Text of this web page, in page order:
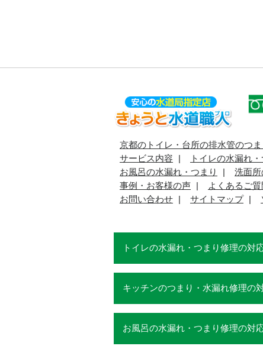
京都のトイレ・台所の排水管のつ
サービス内容
トイレの水漏れ・
お風呂の水漏れ・つまり
洗面所
事例・お客様の声
よくあるご質
お問い合わせ
サイトマップ
トイレの水漏れ・つまり修理の対
キッチンのつまり・水漏れ修理の
お風呂の水漏れ・つまり修理の対